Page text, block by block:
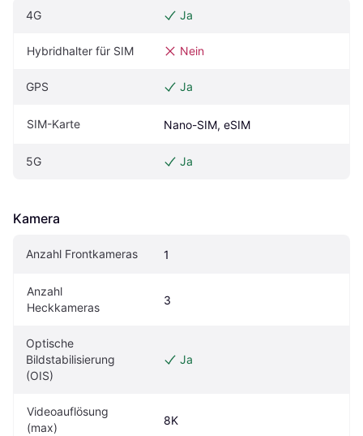
4G Ja
Hybridhalter für SIM Nein
GPS Ja
SIM-Karte Nano-SIM, eSIM
5G Ja
Kamera
Anzahl Frontkameras 1
Anzahl
Heckkameras
3
Optische
Bildstabilisierung
(OIS)
Ja
Videoauflösung
(max)
8K